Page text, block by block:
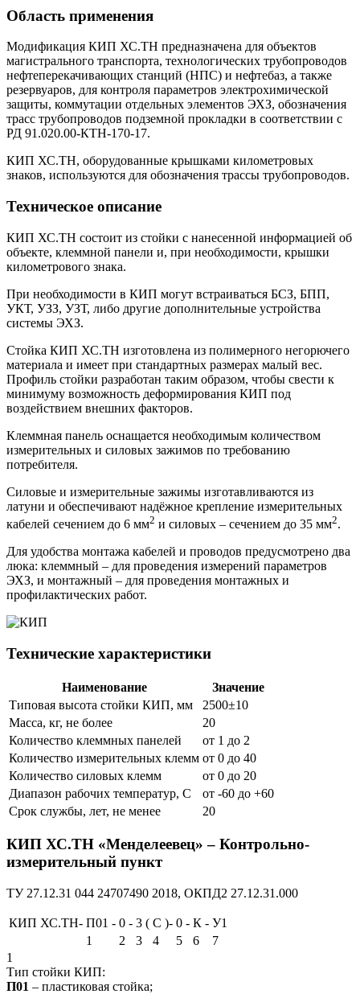
Область применения
Модификация КИП ХС.ТН предназначена для объектов
магистрального транспорта, технологических трубопроводов
нефтеперекачивающих станций (НПС) и нефтебаз, а также
резервуаров, для контроля параметров электрохимической
защиты, коммутации отдельных элементов ЭХЗ, обозначения
трасс трубопроводов подземной прокладки в соответствии с
РД 91.020.00-КТН-170-17.
КИП ХС.ТН, оборудованные крышками километровых
знаков, используются для обозначения трассы трубопроводов.
Техническое описание
КИП ХС.ТН состоит из стойки с нанесенной информацией об
объекте, клеммной панели и, при необходимости, крышки
километрового знака.
При необходимости в КИП могут встраиваться БСЗ, БПП,
УКТ, УЗЗ, УЗТ, либо другие дополнительные устройства
системы ЭХЗ.
Стойка КИП ХС.ТН изготовлена из полимерного негорючего
материала и имеет при стандартных размерах малый вес.
Профиль стойки разработан таким образом, чтобы свести к
минимуму возможность деформирования КИП под
воздействием внешних факторов.
Клеммная панель оснащается необходимым количеством
измерительных и силовых зажимов по требованию
потребителя.
Силовые и измерительные зажимы изготавливаются из
латуни и обеспечивают надёжное крепление измерительных
кабелей сечением до 6 мм2 и силовых – сечением до 35 мм2.
Для удобства монтажа кабелей и проводов предусмотрено два
люка: клеммный – для проведения измерений параметров
ЭХЗ, и монтажный – для проведения монтажных и
профилактических работ.
Технические характеристики
Наименование
Значение
Типовая высота стойки КИП, мм
2500±10
Масса, кг, не более
20
Количество клеммных панелей
от 1 до 2
Количество измерительных клемм от 0 до 40
Количество силовых клемм
от 0 до 20
Диапазон рабочих температур, С
от -60 до +60
Срок службы, лет, не менее
20
КИП ХС.ТН «Менделеевец» – Контрольно-
измерительный пункт
ТУ 27.12.31 044 24707490 2018, ОКПД2 27.12.31.000
КИП ХС.ТН- П01 - 0 - 3 ( С )- 0 - К - У1
1
2 3 4 5 6
7
1
Тип стойки КИП:
П01 – пластиковая стойка;